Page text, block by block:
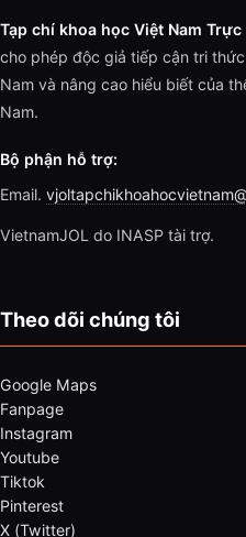
Tạp chí khoa học Việt Nam
cho phép độc giả tiếp cận tri
Nam và nâng cao hiểu biết của
Nam.
Bộ phận hỗ trợ:
Email.
VietnamJOL do INASP tài trợ.
Theo dõi chúng tôi
Google Maps
Fanpage
Instagram
Youtube
Tiktok
Pinterest
X (Twitter)